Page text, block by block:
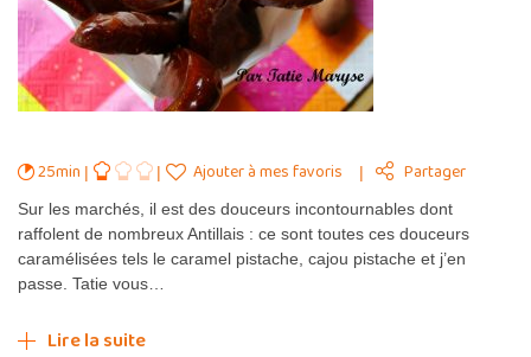
25min Ajouter à mes favoris Partager
Sur les marchés, il est des douceurs incontournables dont
raffolent de nombreux Antillais : ce sont toutes ces douceurs
caramélisées tels le caramel pistache, cajou pistache et j’en
passe. Tatie vous…
Lire la suite